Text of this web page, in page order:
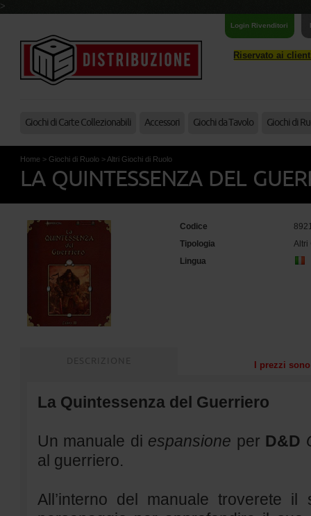
>
Login Rivenditori
Riservato ai
Giochi di Carte Collezionabili Accessori Giochi da Tavolo Giochi di
Home > Giochi di Ruolo > Altri Giochi di Ruolo
LA QUINTESSENZA DEL
Codice
Tipologia
Altri
Lingua
I prezzi
La Quintessenza del Guerriero
Un manuale di espansione per D&D
al guerriero.
All’interno del manuale troverete